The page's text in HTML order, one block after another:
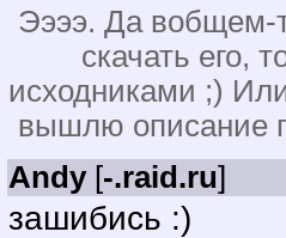
Ээээ. Да вобщем-
скачать его,
исходниками ;)
вышлю описание
Andy[-.raid.ru]
зашибись :)